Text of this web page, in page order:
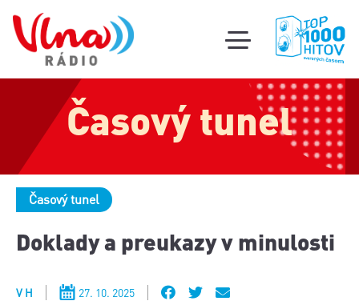
toggle
mobile
menu
Časový tunel
Časový tunel
Doklady a preukazy v minulosti
V H 27. 10. 2025